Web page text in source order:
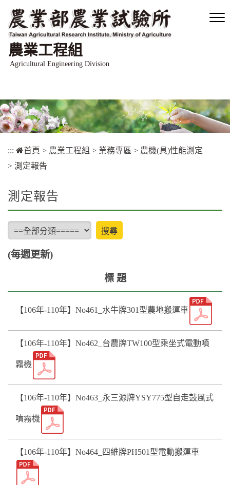
農業工程組
Agricultural Engineering Division
::: 首頁 > 農業工程組 > 業務專區 > 農機(具)性能測定
> 測定報告
測定報告
type 搜尋
(每週更新)
標 題
【106年-110年】No461_水牛牌301型農地搬運車
【106年-110年】No462_台農牌TW100型乘坐式電動噴
霧機
【106年-110年】No463_永三源牌YSY775型自走鼓風式
噴霧機
【106年-110年】No464_四維牌PH501型電動搬運車